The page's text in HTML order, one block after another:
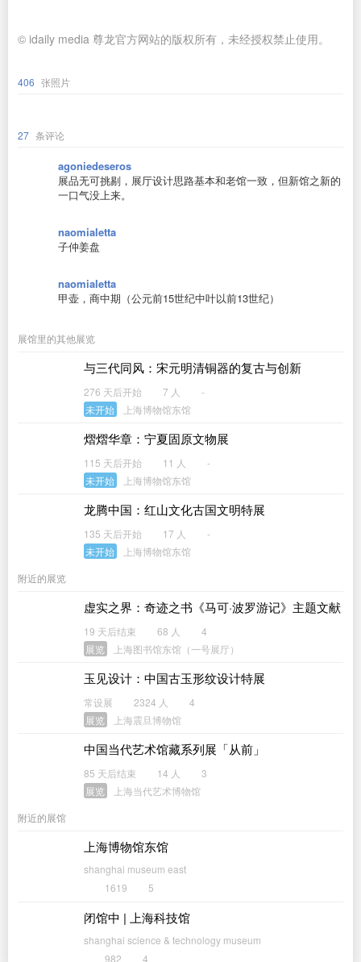
© idaily media 尊龙官方网站的版权所有，未经授权禁止使用。
406 张照片
27 条评论
agoniedeseros
展品无可挑剔，展厅设计思路基本和老馆一致，但新馆之新的
一口气没上来。
naomialetta
子仲姜盘
naomialetta
甲壶，商中期（公元前15世纪中叶以前13世纪）
展馆里的其他展览
与三代同风：宋元明清铜器的复古与创新
276 天后开始 7 人
-
未开始
上海博物馆东馆
熠熠华章：宁夏固原文物展
115 天后开始 11 人
-
未开始
上海博物馆东馆
龙腾中国：红山文化古国文明特展
135 天后开始 17 人
-
未开始
上海博物馆东馆
附近的展览
虚实之界：奇迹之书《马可·波罗游记》主题文献
19 天后结束 68 人
4
展览
上海图书馆东馆（一号展厅）
玉见设计：中国古玉形纹设计特展
常设展 2324 人
4
展览
上海震旦博物馆
中国当代艺术馆藏系列展「从前」
85 天后结束 14 人
3
展览
上海当代艺术博物馆
附近的展馆
上海博物馆东馆
shanghai museum east
1619
5
闭馆中 | 上海科技馆
shanghai science & technology museum
982
4